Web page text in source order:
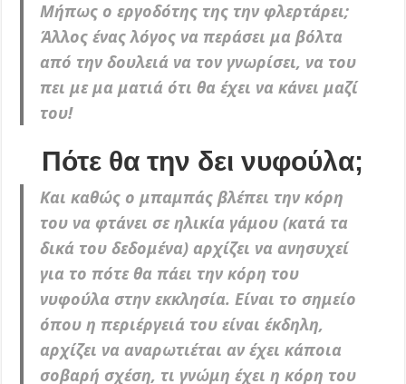
Μήπως ο εργοδότης της την φλερτάρει;
Άλλος ένας λόγος να περάσει μα βόλτα
από την δουλειά να τον γνωρίσει, να του
πει με μα ματιά ότι θα έχει να κάνει μαζί
του!
Πότε θα την δει νυφούλα;
Και καθώς ο μπαμπάς βλέπει την κόρη
του να φτάνει σε ηλικία γάμου (κατά τα
δικά του δεδομένα) αρχίζει να ανησυχεί
για το πότε θα πάει την κόρη του
νυφούλα στην εκκλησία. Είναι το σημείο
όπου η περιέργειά του είναι έκδηλη,
αρχίζει να αναρωτιέται αν έχει κάποια
σοβαρή σχέση, τι γνώμη έχει η κόρη του